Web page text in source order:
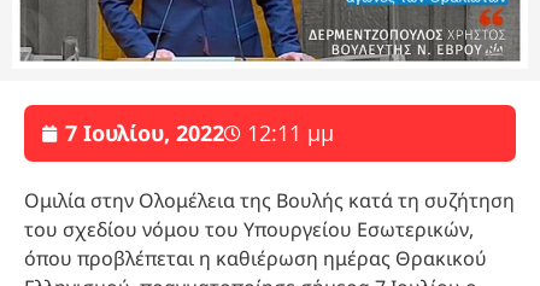
7 Ιουλίου, 2022 12:11 μμ
Ομιλία στην Ολομέλεια της Βουλής κατά τη συζήτηση
του σχεδίου νόμου του Υπουργείου Εσωτερικών,
όπου προβλέπεται η καθιέρωση ημέρας Θρακικού